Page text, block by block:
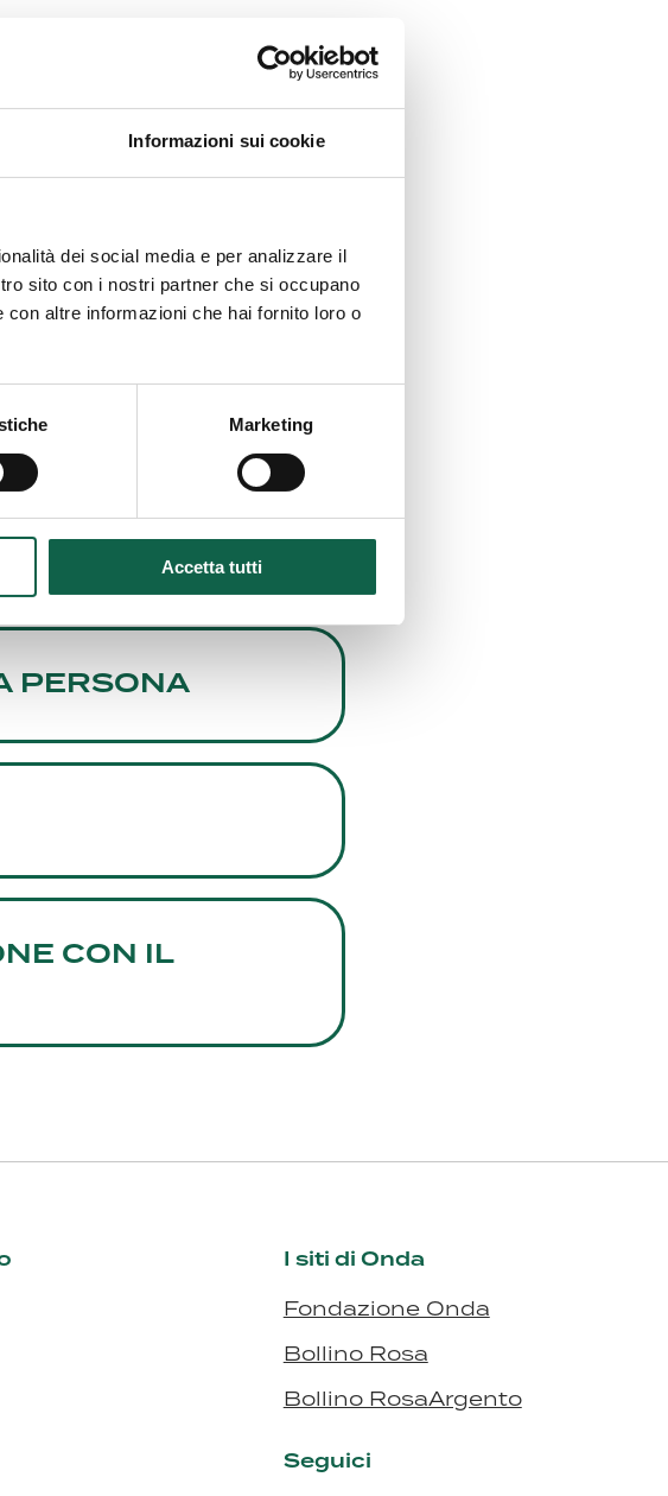
Informazioni sui cookie
dei social media e per analizzare il
sito con i nostri partner che si occupano
altre informazioni che hai fornito loro o
Marketing
Accetta tutti
PERSONA
CON IL
I siti di Onda
Fondazione Onda
Bollino Rosa
Bollino RosaArgento
Seguici